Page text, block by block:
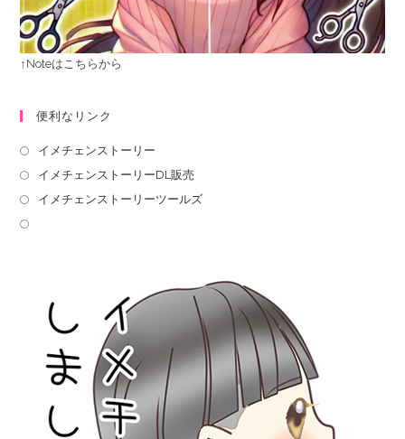
↑Noteはこちらから
便利なリンク
イメチェンストーリー
イメチェンストーリーDL販売
イメチェンストーリーツールズ